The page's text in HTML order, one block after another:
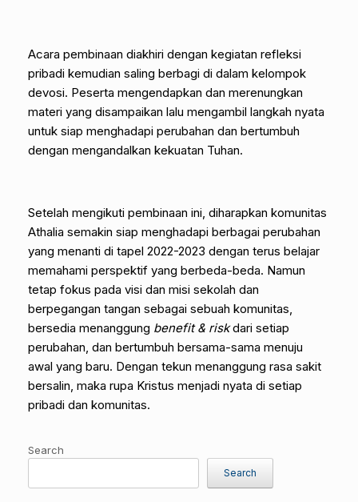
Acara pembinaan diakhiri dengan kegiatan refleksi
pribadi kemudian saling berbagi di dalam kelompok
devosi. Peserta mengendapkan dan merenungkan
materi yang disampaikan lalu mengambil langkah nyata
untuk siap menghadapi perubahan dan bertumbuh
dengan mengandalkan kekuatan Tuhan.
Setelah mengikuti pembinaan ini, diharapkan komunitas
Athalia semakin siap menghadapi berbagai perubahan
yang menanti di tapel 2022-2023 dengan terus belajar
memahami perspektif yang berbeda-beda. Namun
tetap fokus pada visi dan misi sekolah dan
berpegangan tangan sebagai sebuah komunitas,
bersedia menanggung benefit & riskdari setiap
perubahan, dan bertumbuh bersama-sama menuju
awal yang baru. Dengan tekun menanggung rasa sakit
bersalin, maka rupa Kristus menjadi nyata di setiap
pribadi dan komunitas.
Search
Search